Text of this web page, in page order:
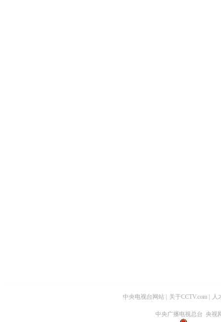
中央电视台网站 关于CCTV.com 人
中央广播电视总台 央视